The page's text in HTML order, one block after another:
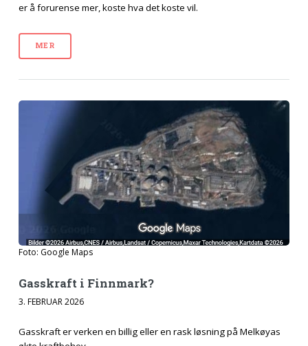
er å forurense mer, koste hva det koste vil.
MER
Foto: Google Maps
Gasskraft i Finnmark?
3. FEBRUAR 2026
Gasskraft er verken en billig eller en rask løsning på Melkøyas